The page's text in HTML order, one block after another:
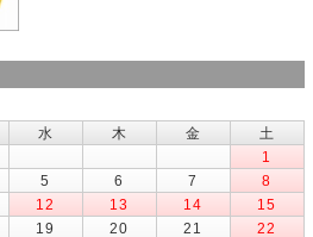
水 木 金
土
1
5 6 7
8
12 13 14
15
19 20 21
22